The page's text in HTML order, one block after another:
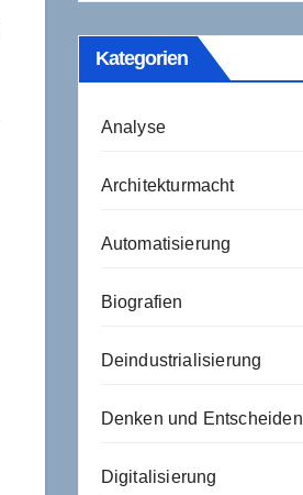
Kategorien
Analyse
Architekturmacht
Automatisierung
Biografien
Deindustrialisierung
Denken und Entscheiden
Digitalisierung